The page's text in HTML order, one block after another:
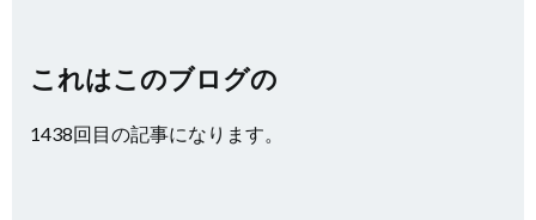
これはこのブログの
1438回目の記事になります。